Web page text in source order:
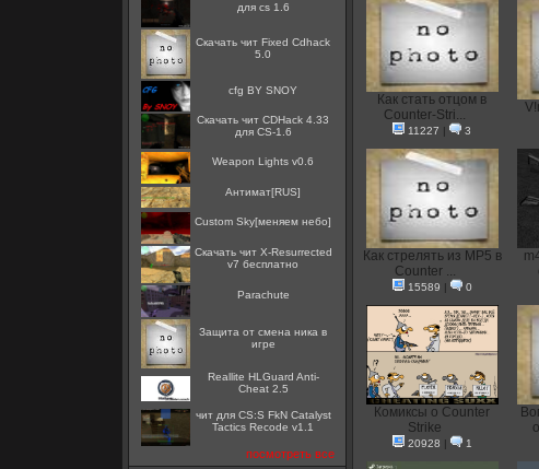
для cs 1.6
Скачать чит Fixed Cdhack
5.0
cfg BY SNOY
Скачать чит CDHack 4.33
для CS-1.6
Weapon Lights v0.6
Антимат[RUS]
Custom Sky[меняем небо]
Скачать чит X-Resurrected
v7 бесплатно
Parachute
Защита от смена ника в
игре
Reallite HLGuard Anti-
Cheat 2.5
чит для CS:S FkN Catalyst
Tactics Recode v1.1
посмотреть все
Как стать отцом в
Counter-Stri...
11227 | 3
Как стрелять из MP5 в
Counter ...
15589 | 0
Комиксы о Counter
Strike
20928 | 1